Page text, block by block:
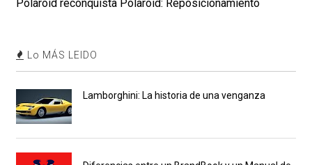
Polaroid reconquista Polaroid: Reposicionamiento
Lo MÁS LEIDO
Lamborghini: La historia de una venganza